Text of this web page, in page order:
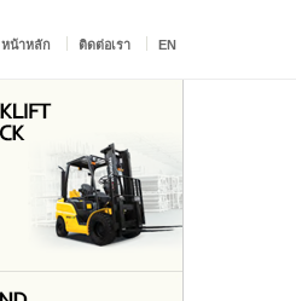
หน้าหลัก ติดต่อเรา EN